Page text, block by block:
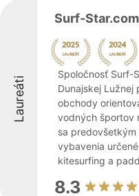
Laureáti
Surf-Star.com
Spoločnosť Surf-
Dunajskej
obchody
vodných športov
sa
vybavenia
kitesurfing a
8.3